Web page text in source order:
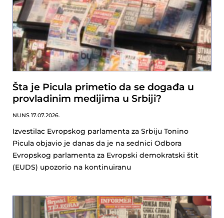
Šta je Picula primetio da se događa u
provladinim medijima u Srbiji?
NUNS 17.07.2026.
Izvestilac Evropskog parlamenta za Srbiju Tonino
Picula objavio je danas da je na sednici Odbora
Evropskog parlamenta za Evropski demokratski štit
(EUDS) upozorio na kontinuiranu